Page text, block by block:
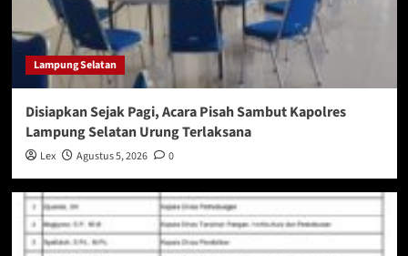
Lampung Selatan
Disiapkan Sejak Pagi, Acara Pisah Sambut Kapolres
Lampung Selatan Urung Terlaksana
Lex Agustus 5, 2026 0